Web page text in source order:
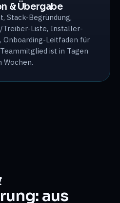
& Übergabe
Stack-Begründung,
Treiber-Liste, Installer-
Onboarding-Leitfaden für
ist in Tagen
aus